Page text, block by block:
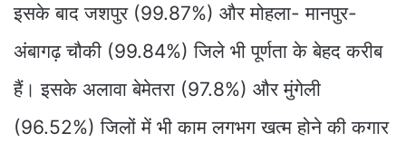
इसके बाद जशपुर (99.87%) और मोहला- मानपुर-
अंबागढ़ चौकी (99.84%) जिले भी पूर्णता के बेहद करीब
हैं। इसके अलावा बेमेतरा (97.8%) और मुंगेली
(96.52%) जिलों में भी काम लगभग खत्म होने की कगार